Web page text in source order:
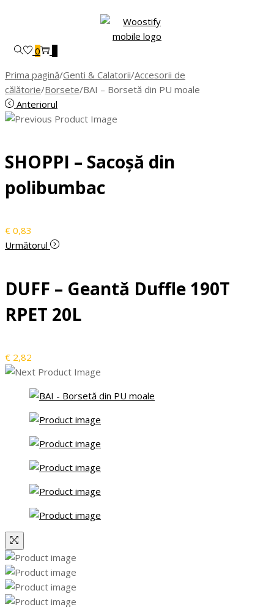
0
Prima pagină/Genti & Calatorii/Accesorii de
călătorie/Borsete/BAI – Borsetă din PU moale
Anteriorul
SHOPPI – Sacoșă din
polibumbac
€ 0,83
Următorul
DUFF – Geantă Duffle 190T
RPET 20L
€ 2,82